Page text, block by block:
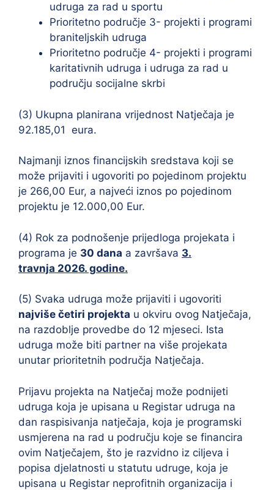
udruga za rad u sportu
Prioritetno područje 3- projekti i programi
braniteljskih udruga
Prioritetno područje 4- projekti i programi
karitativnih udruga i udruga za rad u
području socijalne skrbi
(3) Ukupna planirana vrijednost Natječaja je
92.185,01 eura.
Najmanji iznos financijskih sredstava koji se
može prijaviti i ugovoriti po pojedinom projektu
je 266,00 Eur, a najveći iznos po pojedinom
projektu je 12.000,00 Eur.
(4) Rok za podnošenje prijedloga projekata i
programa je 30 dana a završava 3.
travnja 2026. godine.
(5) Svaka udruga može prijaviti i ugovoriti
najviše četiri projekta u okviru ovog Natječaja,
na razdoblje provedbe do 12 mjeseci. Ista
udruga može biti partner na više projekata
unutar prioritetnih područja Natječaja.
Prijavu projekta na Natječaj može podnijeti
udruga koja je upisana u Registar udruga na
dan raspisivanja natječaja, koja je programski
usmjerena na rad u području koje se financira
ovim Natječajem, što je razvidno iz ciljeva i
popisa djelatnosti u statutu udruge, koja je
upisana u Registar neprofitnih organizacija i